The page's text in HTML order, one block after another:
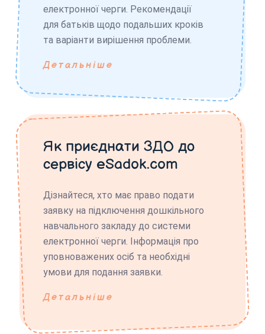
електронної черги. Рекомендації
для батьків щодо подальших кроків
та варіанти вирішення проблеми.
Детальніше
Як приєднати ЗДО до
сервісу eSadok.com
Дізнайтеся, хто має право подати
заявку на підключення дошкільного
навчального закладу до системи
електронної черги. Інформація про
уповноважених осіб та необхідні
умови для подання заявки.
Детальніше